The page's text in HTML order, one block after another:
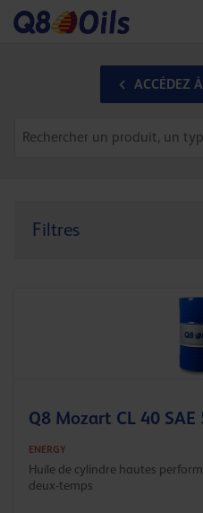
ACCÉDEZ
Filtres
Q8 Mozart CL 40 SAE
ENERGY
Huile de cylindre hautes
deux-temps